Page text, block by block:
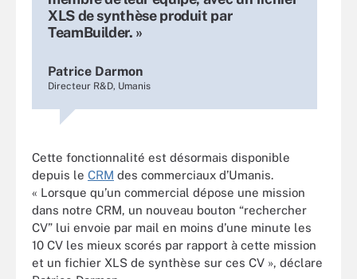
XLS de synthèse produit par
TeamBuilder. »
Patrice Darmon
Directeur R&D, Umanis
Cette fonctionnalité est désormais disponible
depuis le CRM des commerciaux d’Umanis.
« Lorsque qu’un commercial dépose une mission
dans notre CRM, un nouveau bouton “rechercher
CV” lui envoie par mail en moins d’une minute les
10 CV les mieux scorés par rapport à cette mission
et un fichier XLS de synthèse sur ces CV », déclare